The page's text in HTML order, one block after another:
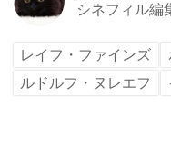
シネフィル編
レイフ・ファインズ
ルドルフ・ヌレエフ